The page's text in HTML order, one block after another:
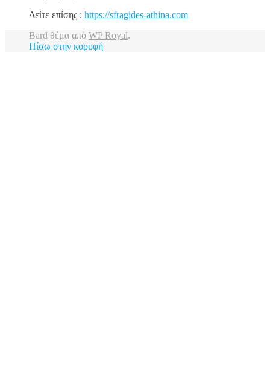
Δείτε επίσης : https://sfragides-athina.com
Bard θέμα από WP Royal.
Πίσω στην κορυφή